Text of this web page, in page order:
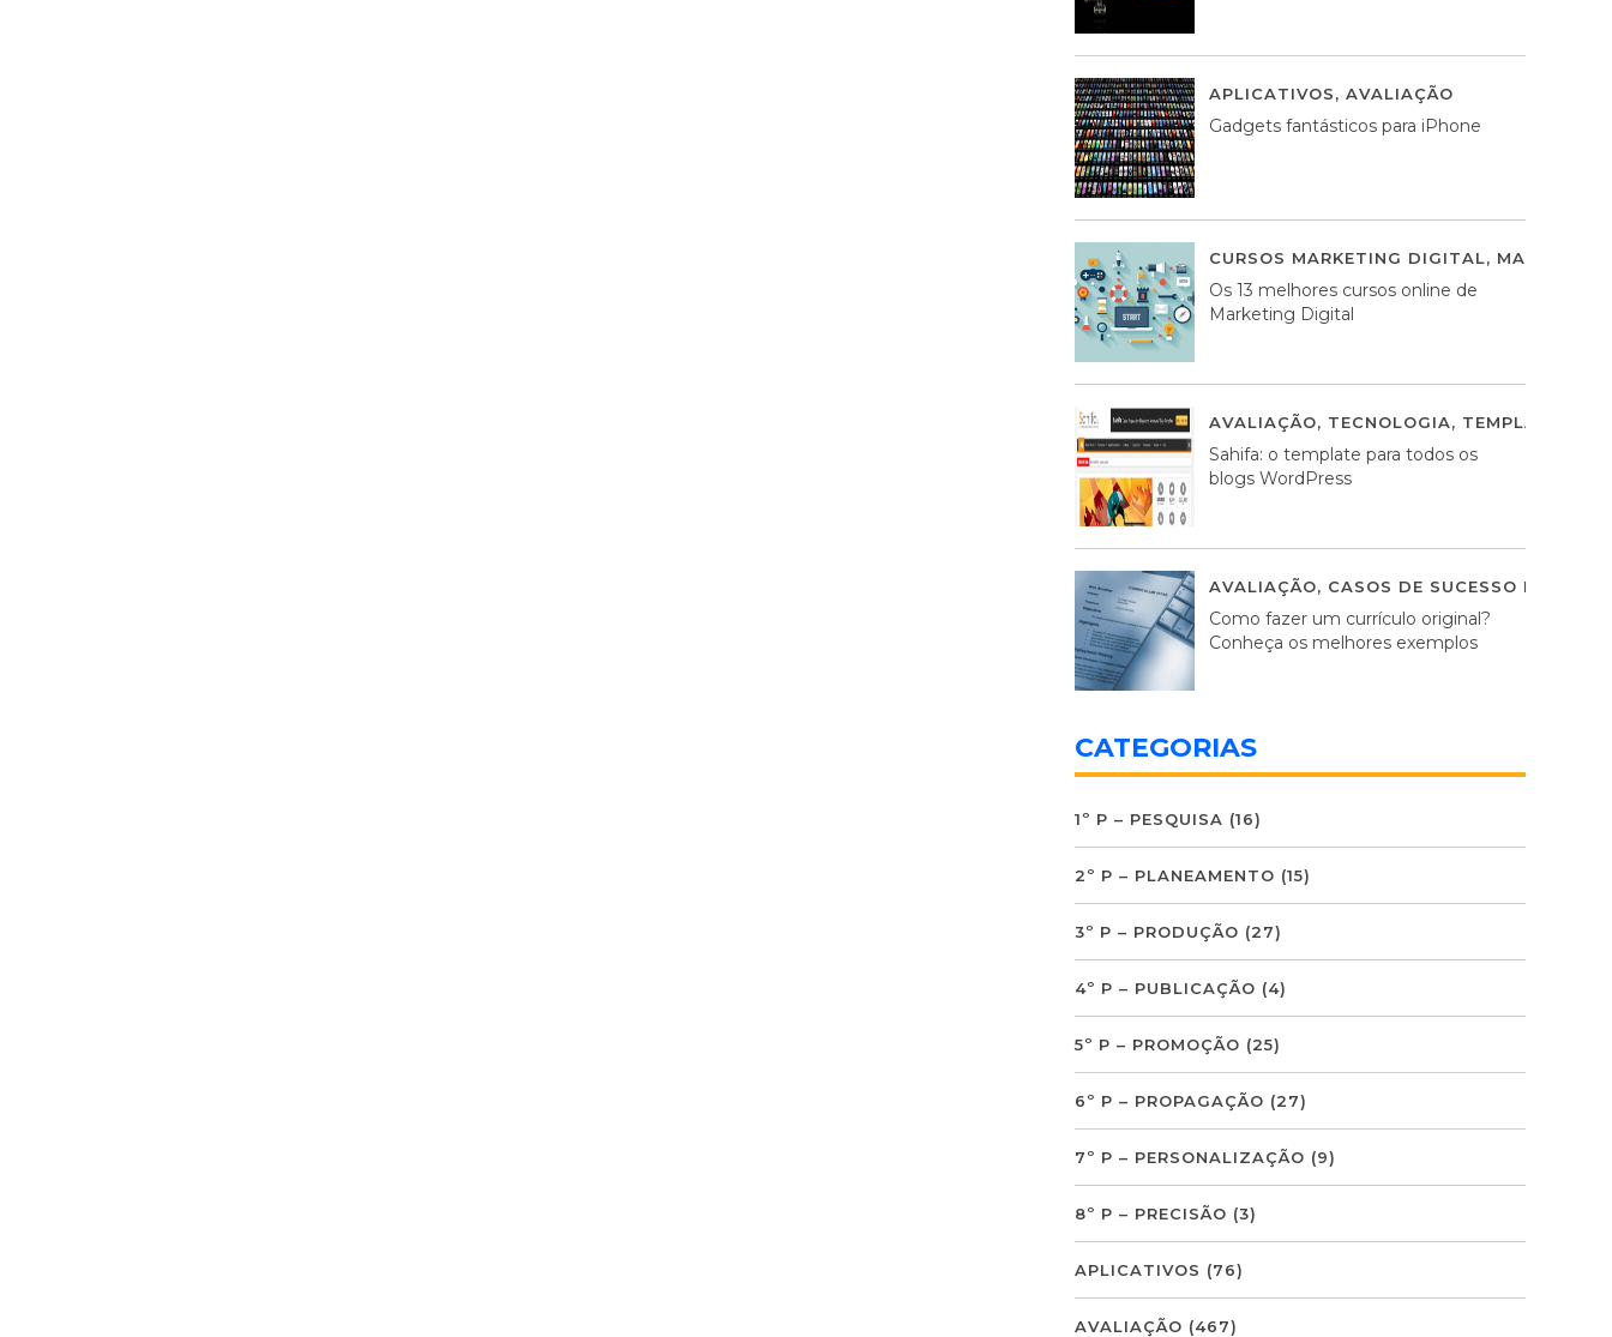
APLICATIVOS, AVALIAÇÃO
Gadgets fantásticos para iPhone
CURSOS MARKETING DIGITAL,
Os 13 melhores cursos online de
Marketing Digital
AVALIAÇÃO, TECNOLOGIA, TEMPLATES
Sahifa: o template para todos os
blogs WordPress
AVALIAÇÃO, CASOS DE SUCESSO DE
Como fazer um currículo original?
Conheça os melhores exemplos
CATEGORIAS
1º P – PESQUISA (16)
2º P – PLANEAMENTO (15)
3º P – PRODUÇÃO (27)
4º P – PUBLICAÇÃO (4)
5º P – PROMOÇÃO (25)
6º P – PROPAGAÇÃO (27)
7º P – PERSONALIZAÇÃO (9)
8º P – PRECISÃO (3)
APLICATIVOS (76)
AVALIAÇÃO (467)